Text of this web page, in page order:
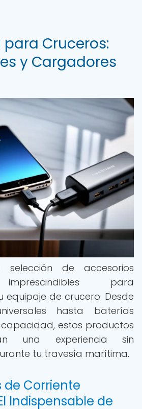
Cruceros:
y Cargadores
selección de accesorios
para
de crucero. Desde
hasta baterías
estos productos
una experiencia sin
tu travesía marítima.
Corriente
Indispensable de